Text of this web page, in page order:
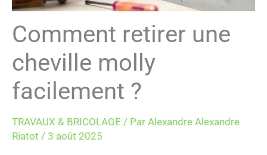
Comment retirer une
cheville molly
facilement ?
TRAVAUX & BRICOLAGE / Par Alexandre Alexandre
Riatot / 3 août 2025